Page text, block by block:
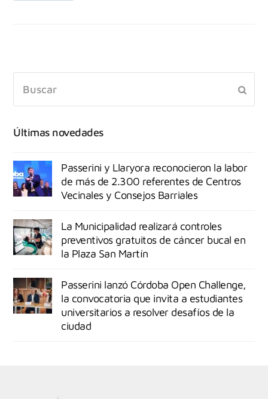
Últimas novedades
Passerini y Llaryora reconocieron la labor
de más de 2.300 referentes de Centros
Vecinales y Consejos Barriales
La Municipalidad realizará controles
preventivos gratuitos de cáncer bucal en
la Plaza San Martín
Passerini lanzó Córdoba Open Challenge,
la convocatoria que invita a estudiantes
universitarios a resolver desafíos de la
ciudad